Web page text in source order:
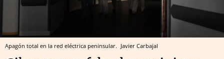
Apagón total en la red eléctrica peninsular. Javier Carbajal